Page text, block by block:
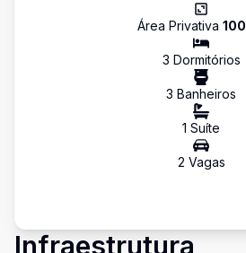
Área Privativa 100
3 Dormitórios
3 Banheiros
1 Suíte
2 Vagas
Infraestrutura